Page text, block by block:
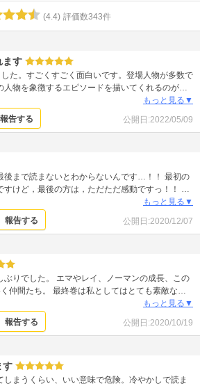
(4.4) 評価数343件
ます
た。すごくすごく面白いです。登場人物が多数で
物を象徴するエピソードを描いてくれるのが良
て善悪を判断できることではなく、みんなそれぞ
きていることを理解することが出来ます。この
む、少年ジャンプで連載されていたことが嬉しく
もっと見る▼
報告する 公開日:2022/05/09
後まで読まないとわからないんです…！！ 最初の
けど，最後の方は，ただただ感動ですっ！！ 約
世界観と，登場人物の魅力も読みどころですっ
！！ 読んでみることをお勧めします…！
もっと見る▼
報告する 公開日:2020/12/07
ぶりでした。 エマやレイ、ノーマンの成長、この
仲間たち。 最終巻は私としてはとても素敵な終
めませんでしたが…。 できることなら、その後の
見てみたいなぁと思います。
もっと見る▼
報告する 公開日:2020/10/19
す
まうくらい、いい意味で危険。冷やかしで読ま